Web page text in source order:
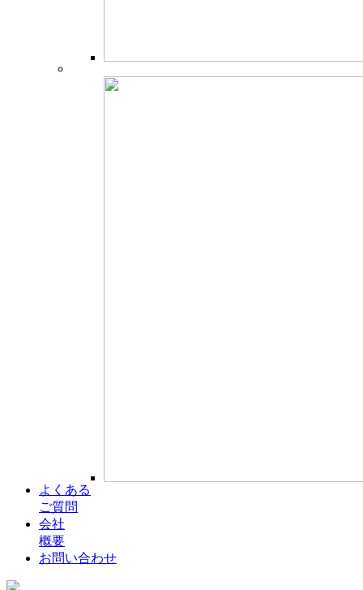
よくある
ご質問
会社
概要
お問い合わせ